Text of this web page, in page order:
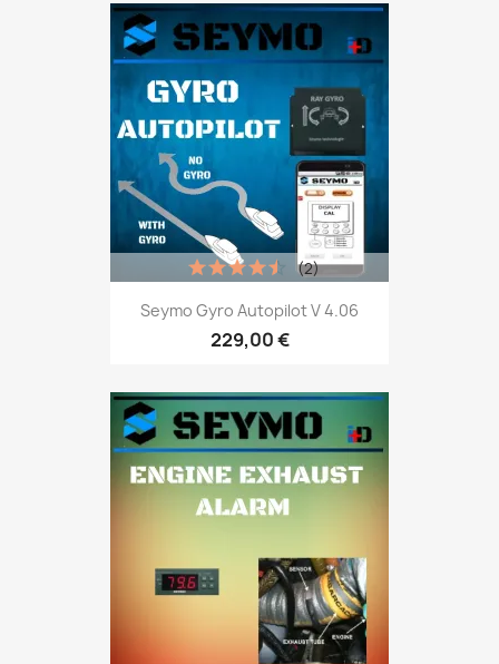
Seymo Gyro Autopilot V 4.06
229,00 €
(2)